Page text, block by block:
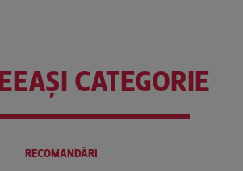
CATEGORIE
RECOMANDĂRI